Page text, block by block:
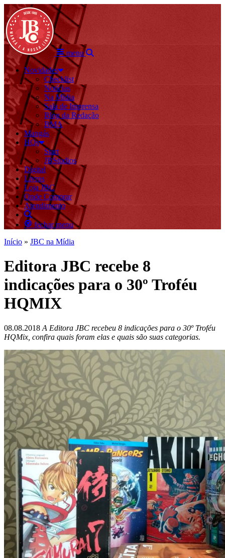
menu
Novidades
Checklist
Notícias
Na Mídia
Sala de Imprensa
Blog da Redação
BMA
Mangás
HQs
Start
JBStudios
Digital
Livros
Loja JBC
Onde Comprar
Atendimento
fechar menu
Início » JBC na Mídia
Editora JBC recebe 8
indicações para o 30º Troféu
HQMIX
08.08.2018 A Editora JBC recebeu 8 indicações para o 30º Troféu
HQMix, confira quais foram elas e quais são suas categorias.